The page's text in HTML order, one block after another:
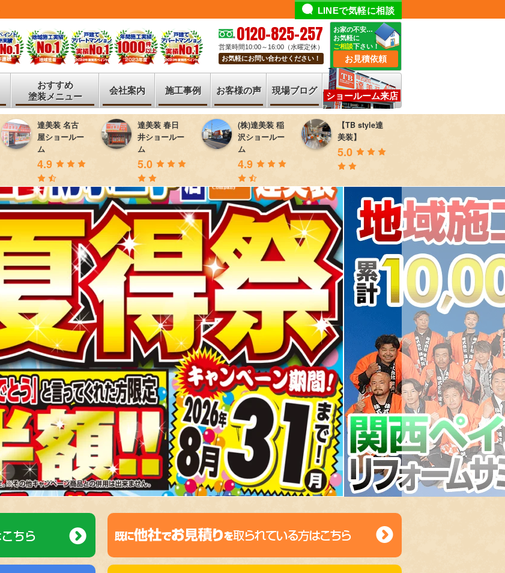
LINEで気軽に相談
0120-825-257
営業時間10:00～16:00（水曜定休）
お気軽にお問い合わせください！
お家の不安…
お気軽に
ご相談下さい！
お見積依頼
おすすめ
塗装メニュー
会社案内 施工事例 お客様の声 現場ブログ
ショールーム来店
達美装 名古
屋ショールー
ム
4.9
達美装 春日
井ショールー
ム
5.0
(株)達美装 稲
沢ショールー
ム
4.9
【TB style達
美装】
5.0